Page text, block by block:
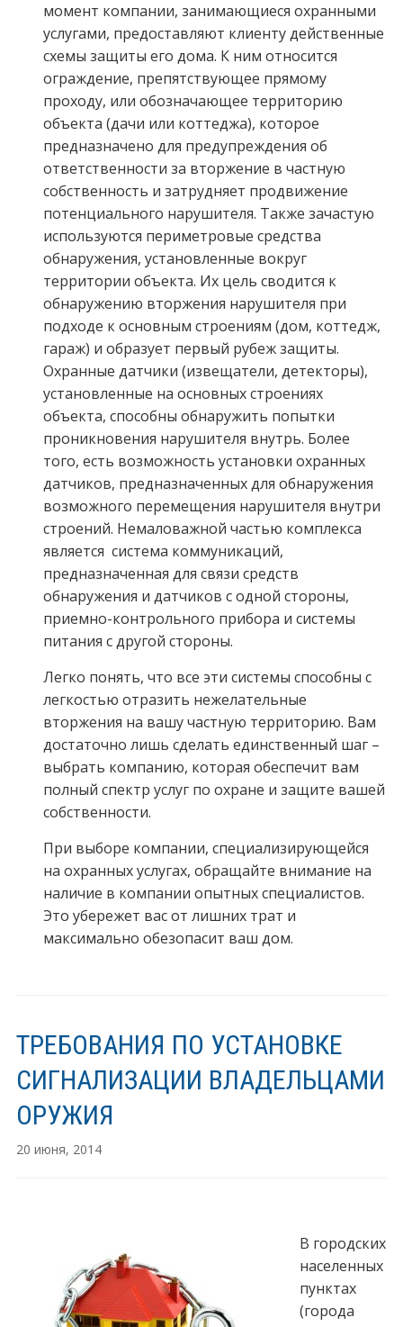
момент компании, занимающиеся охранными
услугами, предоставляют клиенту действенные
схемы защиты его дома. К ним относится
ограждение, препятствующее прямому
проходу, или обозначающее территорию
объекта (дачи или коттеджа), которое
предназначено для предупреждения об
ответственности за вторжение в частную
собственность и затрудняет продвижение
потенциального нарушителя. Также зачастую
используются периметровые средства
обнаружения, установленные вокруг
территории объекта. Их цель сводится к
обнаружению вторжения нарушителя при
подходе к основным строениям (дом, коттедж,
гараж) и образует первый рубеж защиты.
Охранные датчики (извещатели, детекторы),
установленные на основных строениях
объекта, способны обнаружить попытки
проникновения нарушителя внутрь. Более
того, есть возможность установки охранных
датчиков, предназначенных для обнаружения
возможного перемещения нарушителя внутри
строений. Немаловажной частью комплекса
является система коммуникаций,
предназначенная для связи средств
обнаружения и датчиков с одной стороны,
приемно-контрольного прибора и системы
питания с другой стороны.
Легко понять, что все эти системы способны с
легкостью отразить нежелательные
вторжения на вашу частную территорию. Вам
достаточно лишь сделать единственный шаг –
выбрать компанию, которая обеспечит вам
полный спектр услуг по охране и защите вашей
собственности.
При выборе компании, специализирующейся
на охранных услугах, обращайте внимание на
наличие в компании опытных специалистов.
Это убережет вас от лишних трат и
максимально обезопасит ваш дом.
ТРЕБОВАНИЯ ПО УСТАНОВКЕ
СИГНАЛИЗАЦИИ ВЛАДЕЛЬЦАМИ
ОРУЖИЯ
20 июня, 2014
В городских
населенных
пунктах
(города